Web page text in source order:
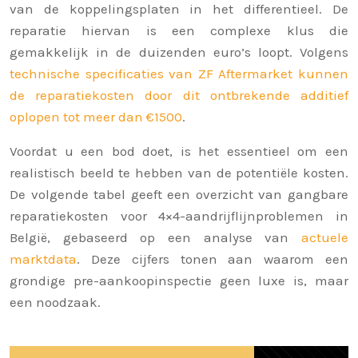
van de koppelingsplaten in het differentieel. De
reparatie hiervan is een complexe klus die
gemakkelijk in de duizenden euro’s loopt. Volgens
technische specificaties van ZF Aftermarket kunnen
de reparatiekosten door dit ontbrekende additief
oplopen tot meer dan €1500.
Voordat u een bod doet, is het essentieel om een
realistisch beeld te hebben van de potentiële kosten.
De volgende tabel geeft een overzicht van gangbare
reparatiekosten voor 4×4-aandrijflijnproblemen in
België, gebaseerd op een analyse van actuele
marktdata. Deze cijfers tonen aan waarom een
grondige pre-aankoopinspectie geen luxe is, maar
een noodzaak.